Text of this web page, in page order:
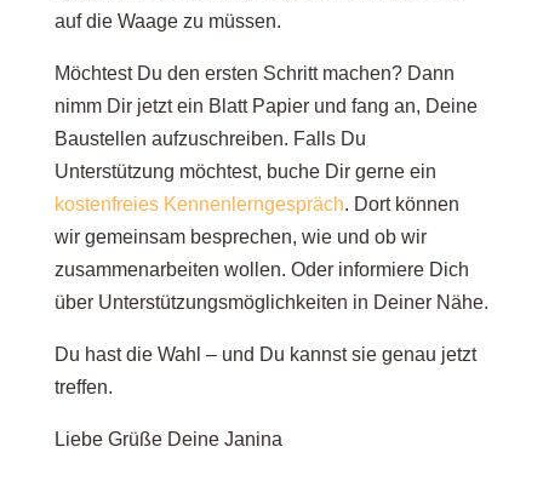
auf die Waage zu müssen.
Möchtest Du den ersten Schritt machen? Dann
nimm Dir jetzt ein Blatt Papier und fang an, Deine
Baustellen aufzuschreiben. Falls Du
Unterstützung möchtest, buche Dir gerne ein
kostenfreies Kennenlerngespräch. Dort können
wir gemeinsam besprechen, wie und ob wir
zusammenarbeiten wollen. Oder informiere Dich
über Unterstützungsmöglichkeiten in Deiner Nähe.
Du hast die Wahl – und Du kannst sie genau jetzt
treffen.
Liebe Grüße Deine Janina